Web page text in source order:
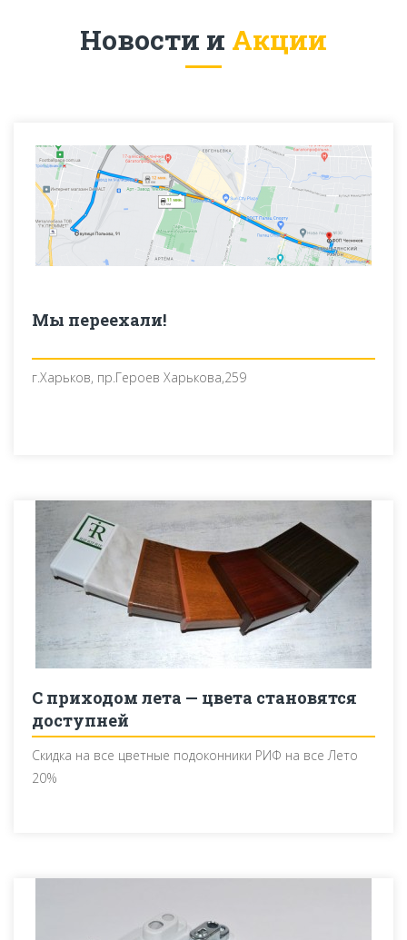
Новости и Акции
Мы переехали!
г.Харьков, пр.Героев Харькова,259
С приходом лета — цвета становятся
доступней
Скидка на все цветные подоконники РИФ на все Лето
20%